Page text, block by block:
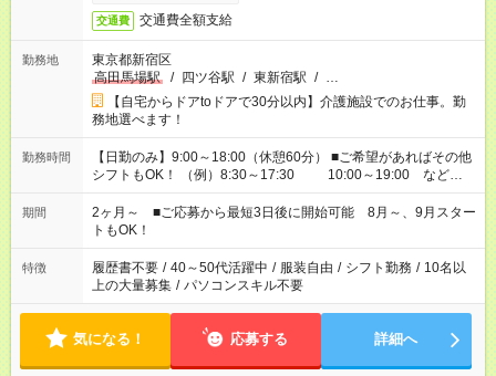
交通費 交通費全額支給
勤務地
東京都新宿区
高田馬場駅
/ 四ツ谷駅 / 東新宿駅 / …
【自宅からドアtoドアで30分以内】介護施設でのお仕事。勤
務地選べます！
勤務時間
【日勤のみ】9:00～18:00（休憩60分） ■ご希望があればその他
シフトもOK！ （例）8:30～17:30 10:00～19:00 など
「家族とお休みを合わせたい」 「できれば残業はしたくない」
など、あなたのご希望に沿ったお仕事をご紹介します！ ※Wワ
ーク希望の方へ 今ご覧のお仕事で希望する勤務時間と、もう1つ
のお仕事の勤務時間。 合計で週40時間を超える場合は応募でき
ません
期間
2ヶ月～ ■ご応募から最短3日後に開始可能 8月～、9月スター
トもOK！
特徴 履歴書不要 / 40～50代活躍中 / 服装自由 / シフト勤務 / 10名以
上の大量募集 / パソコンスキル不要
気になる！ 応募する 詳細へ